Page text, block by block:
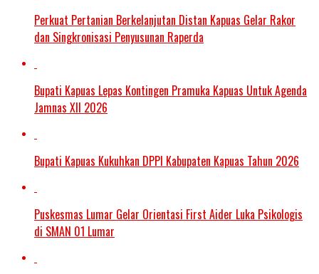
Perkuat Pertanian Berkelanjutan Distan Kapuas Gelar Rakor
dan Singkronisasi Penyusunan Raperda
Bupati Kapuas Lepas Kontingen Pramuka Kapuas Untuk Agenda
Jamnas XII 2026
Bupati Kapuas Kukuhkan DPPI Kabupaten Kapuas Tahun 2026
Puskesmas Lumar Gelar Orientasi First Aider Luka Psikologis
di SMAN 01 Lumar